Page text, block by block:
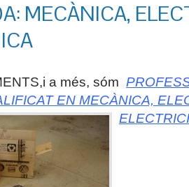
MECÀNICA,
a més, sóm
EN MECÀNICA,